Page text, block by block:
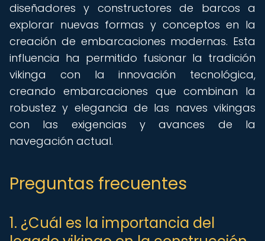
diseñadores y constructores de barcos a
explorar nuevas formas y conceptos en la
creación de embarcaciones modernas. Esta
influencia ha permitido fusionar la tradición
vikinga con la innovación tecnológica,
creando embarcaciones que combinan la
robustez y elegancia de las naves vikingas
con las exigencias y avances de la
navegación actual.
Preguntas frecuentes
1. ¿Cuál es la importancia del